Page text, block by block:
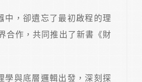
中，卻遺忘了最初啟程的理
合作，共同推出了新書《財
學與底層邏輯出發，深刻探